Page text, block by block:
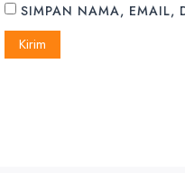
SIMPAN NAMA, EMAIL,